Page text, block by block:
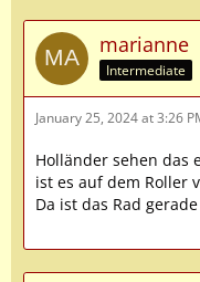
marianne
Intermediate
January 25, 2024 at 3:26
Holländer sehen das
ist es auf dem Roller
Da ist das Rad